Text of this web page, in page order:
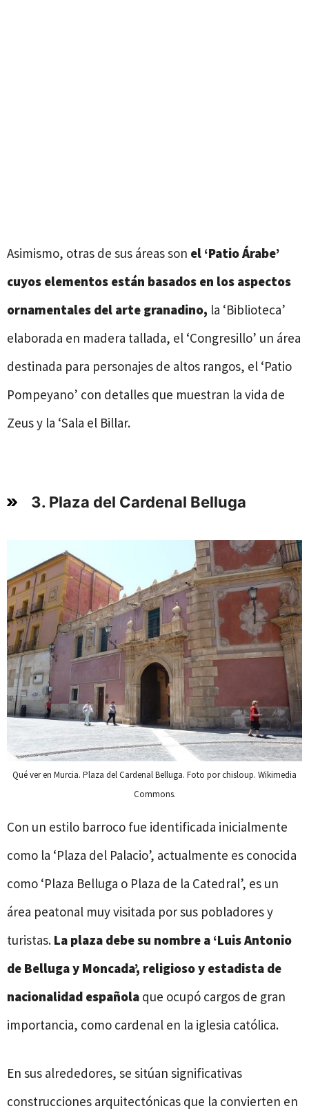
Asimismo, otras de sus áreas son el ‘Patio Árabe’
cuyos elementos están basados en los aspectos
ornamentales del arte granadino, la ‘Biblioteca’
elaborada en madera tallada, el ‘Congresillo’ un área
destinada para personajes de altos rangos, el ‘Patio
Pompeyano’ con detalles que muestran la vida de
Zeus y la ‘Sala el Billar.
3. Plaza del Cardenal Belluga
Qué ver en Murcia. Plaza del Cardenal Belluga. Foto por chisloup. Wikimedia
Commons.
Con un estilo barroco fue identificada inicialmente
como la ‘Plaza del Palacio’, actualmente es conocida
como ‘Plaza Belluga o Plaza de la Catedral’, es un
área peatonal muy visitada por sus pobladores y
turistas. La plaza debe su nombre a ‘Luis Antonio
de Belluga y Moncada’, religioso y estadista de
nacionalidad española que ocupó cargos de gran
importancia, como cardenal en la iglesia católica.
En sus alrededores, se sitúan significativas
construcciones arquitectónicas que la convierten en